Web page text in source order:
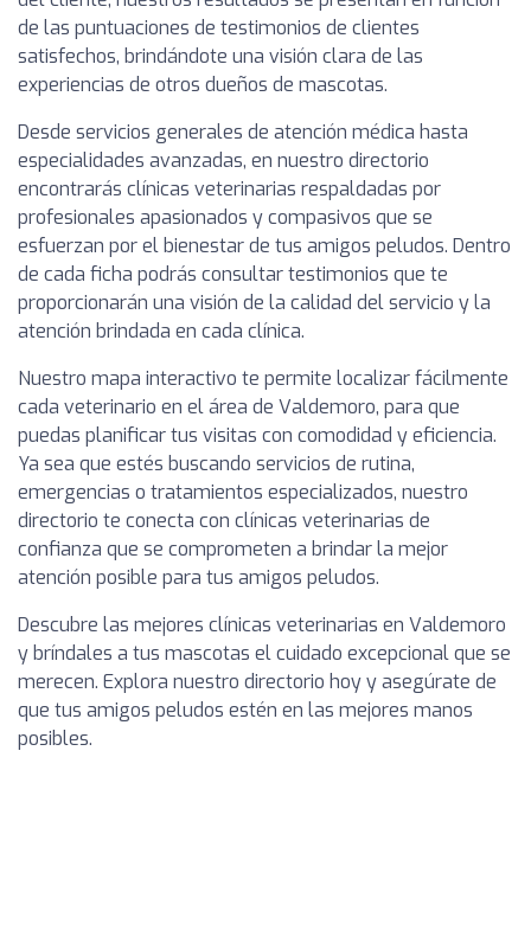
de las puntuaciones de testimonios de clientes
satisfechos, brindándote una visión clara de las
experiencias de otros dueños de mascotas.
Desde servicios generales de atención médica hasta
especialidades avanzadas, en nuestro directorio
encontrarás clínicas veterinarias respaldadas por
profesionales apasionados y compasivos que se
esfuerzan por el bienestar de tus amigos peludos. Dentro
de cada ficha podrás consultar testimonios que te
proporcionarán una visión de la calidad del servicio y la
atención brindada en cada clínica.
Nuestro mapa interactivo te permite localizar fácilmente
cada veterinario en el área de Valdemoro, para que
puedas planificar tus visitas con comodidad y eficiencia.
Ya sea que estés buscando servicios de rutina,
emergencias o tratamientos especializados, nuestro
directorio te conecta con clínicas veterinarias de
confianza que se comprometen a brindar la mejor
atención posible para tus amigos peludos.
Descubre las mejores clínicas veterinarias en Valdemoro
y bríndales a tus mascotas el cuidado excepcional que se
merecen. Explora nuestro directorio hoy y asegúrate de
que tus amigos peludos estén en las mejores manos
posibles.